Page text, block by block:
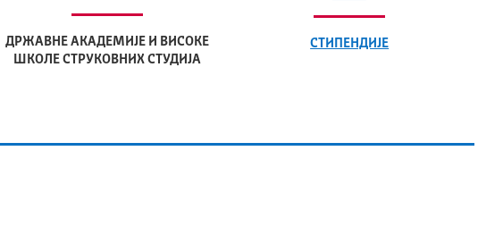
ДРЖАВНЕ АКАДЕМИЈЕ И ВИСОКЕ
ШКОЛЕ СТРУКОВНИХ СТУДИЈА
СТИПЕНДИЈЕ